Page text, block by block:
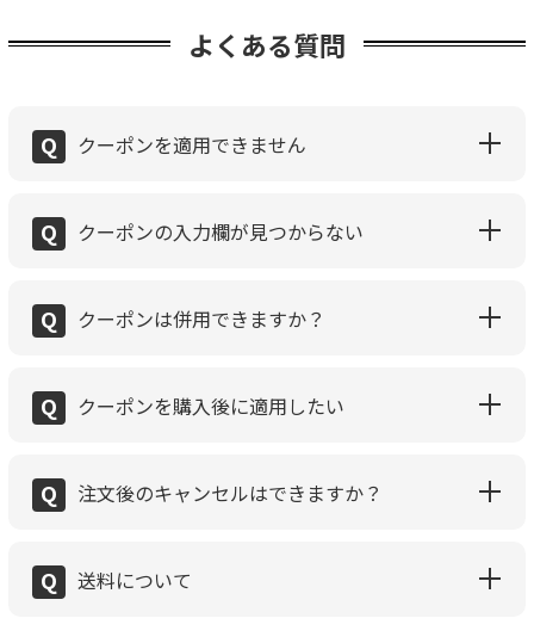
よくある質問
Q クーポンを適用できません
Q クーポンの入力欄が見つからない
Q クーポンは併用できますか？
Q クーポンを購入後に適用したい
Q 注文後のキャンセルはできますか？
Q 送料について